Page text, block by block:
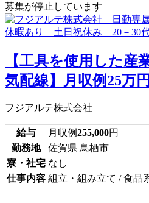
募集が停止しています
【工具を使用した産
気配線】月収例25万
フジアルテ株式会社
給与 月収例255,000円
勤務地
佐賀県 鳥栖市
寮・社宅 なし
仕事内容 組立・組み立て / 食品